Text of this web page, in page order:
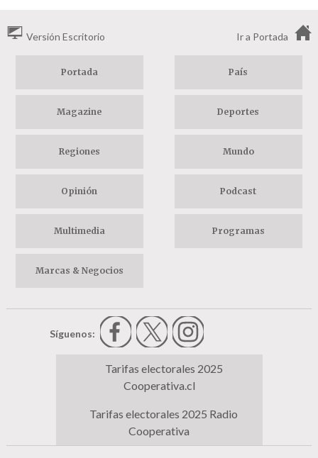
Versión Escritorio Ir a Portada
Portada País
Magazine Deportes
Regiones Mundo
Opinión Podcast
Multimedia Programas
Marcas & Negocios
Síguenos:
Tarifas electorales 2025
Cooperativa.cl
Tarifas electorales 2025 Radio
Cooperativa